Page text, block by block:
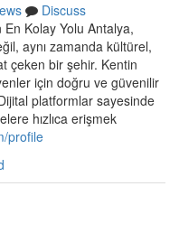
Discuss
En Kolay Yolu Antalya,
aynı zamanda kültürel,
çeken bir şehir. Kentin
için doğru ve güvenilir
platformlar sayesinde
hızlıca erişmek
profile